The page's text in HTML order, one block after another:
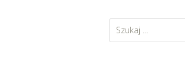
Szukaj: